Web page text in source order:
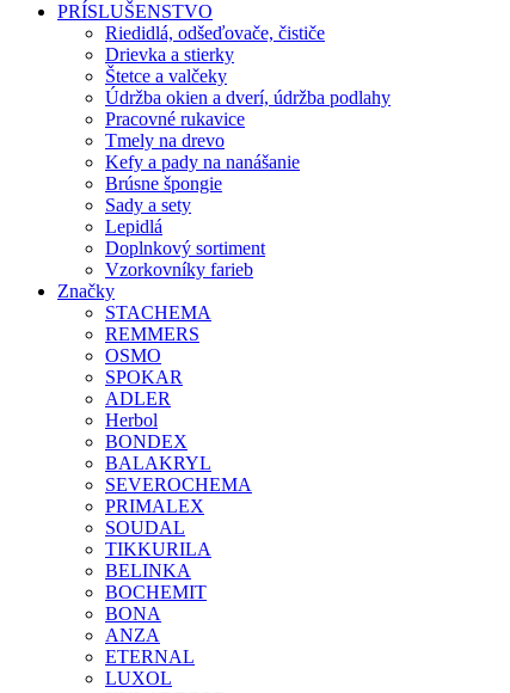
PRÍSLUŠENSTVO
Riedidlá, odšeďovače, čističe
Drievka a stierky
Štetce a valčeky
Údržba okien a dverí, údržba podlahy
Pracovné rukavice
Tmely na drevo
Kefy a pady na nanášanie
Brúsne špongie
Sady a sety
Lepidlá
Doplnkový sortiment
Vzorkovníky farieb
Značky
STACHEMA
REMMERS
OSMO
SPOKAR
ADLER
Herbol
BONDEX
BALAKRYL
SEVEROCHEMA
PRIMALEX
SOUDAL
TIKKURILA
BELINKA
BOCHEMIT
BONA
ANZA
ETERNAL
LUXOL